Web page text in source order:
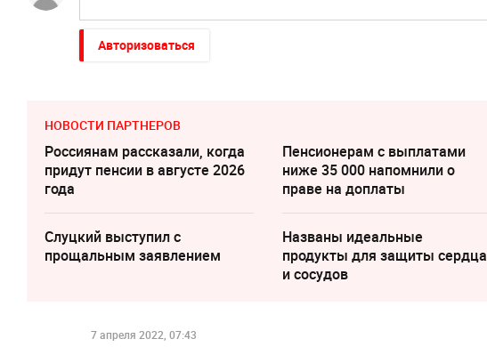
Авторизоваться
НОВОСТИ ПАРТНЕРОВ
Россиянам рассказали, когда
придут пенсии в августе 2026
года
Пенсионерам с выплатами
ниже 35 000 напомнили о
праве на доплаты
Слуцкий выступил с
прощальным заявлением
Названы идеальные
продукты для защиты сердца
и сосудов
7 апреля 2022, 07:43